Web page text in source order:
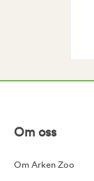
Om oss
Om Arken Zoo